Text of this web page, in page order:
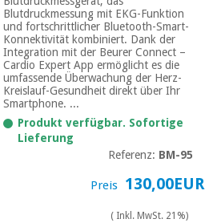
Blutdruckmessung mit EKG-Funktion
und fortschrittlicher Bluetooth-Smart-
Konnektivität kombiniert. Dank der
Integration mit der Beurer Connect –
Cardio Expert App ermöglicht es die
umfassende Überwachung der Herz-
Kreislauf-Gesundheit direkt über Ihr
Smartphone. ...
Produkt verfügbar. Sofortige
Lieferung
Referenz: BM-95
Preis 130,00EUR
( Inkl. MwSt. 21%)